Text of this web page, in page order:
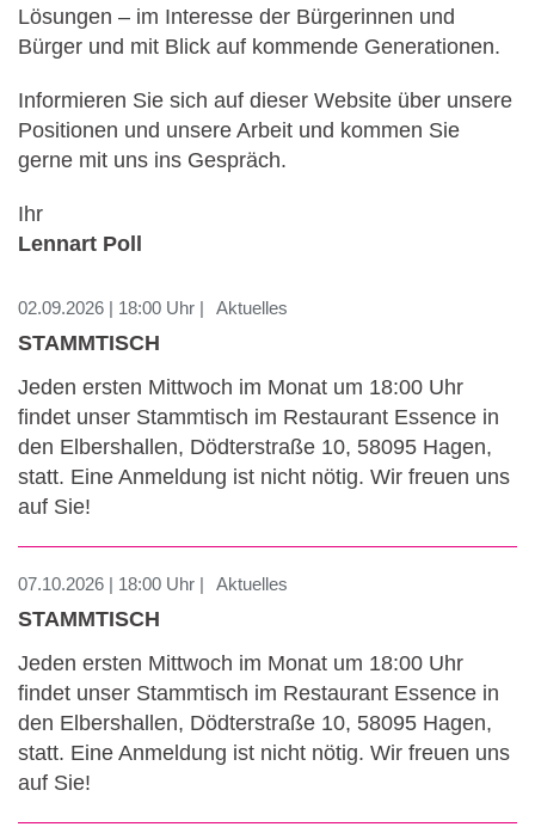
Lösungen – im Interesse der Bürgerinnen und
Bürger und mit Blick auf kommende Generationen.
Informieren Sie sich auf dieser Website über unsere
Positionen und unsere Arbeit und kommen Sie
gerne mit uns ins Gespräch.
Ihr
Lennart Poll
02.09.2026 | 18:00 Uhr | Aktuelles
STAMMTISCH
Jeden ersten Mittwoch im Monat um 18:00 Uhr
findet unser Stammtisch im Restaurant Essence in
den Elbershallen, Dödterstraße 10, 58095 Hagen,
statt. Eine Anmeldung ist nicht nötig. Wir freuen uns
auf Sie!
07.10.2026 | 18:00 Uhr | Aktuelles
STAMMTISCH
Jeden ersten Mittwoch im Monat um 18:00 Uhr
findet unser Stammtisch im Restaurant Essence in
den Elbershallen, Dödterstraße 10, 58095 Hagen,
statt. Eine Anmeldung ist nicht nötig. Wir freuen uns
auf Sie!